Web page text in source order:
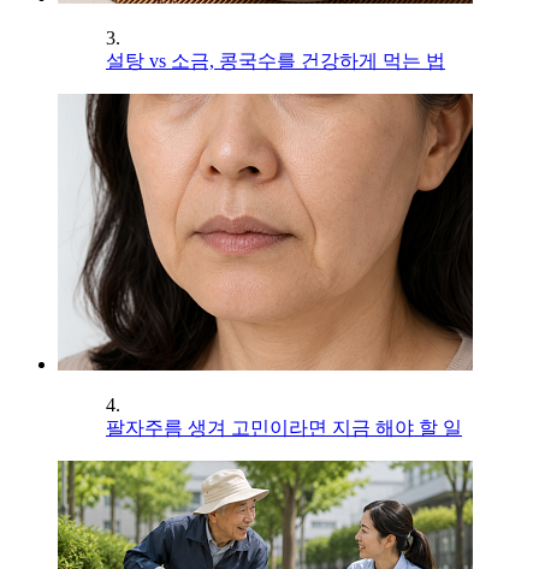
3.
설탕 vs 소금, 콩국수를 건강하게 먹는 법
4.
팔자주름 생겨 고민이라면 지금 해야 할 일